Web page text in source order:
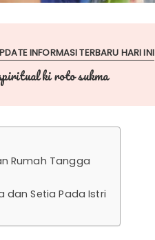
INFORMASI TERBARU HARI INI
ki roto sukma
Rumah Tangga
dan Setia Pada Istri